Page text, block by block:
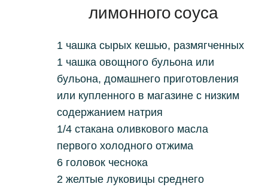
лимонного соуса
1 чашка сырых кешью, размягченных
1 чашка овощного бульона или
бульона, домашнего приготовления
или купленного в магазине с низким
содержанием натрия
1/4 стакана оливкового масла
первого холодного отжима
6 головок чеснока
2 желтые луковицы среднего